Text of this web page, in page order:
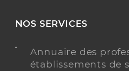
NOS SERVICES
Annuaire des
établissements de